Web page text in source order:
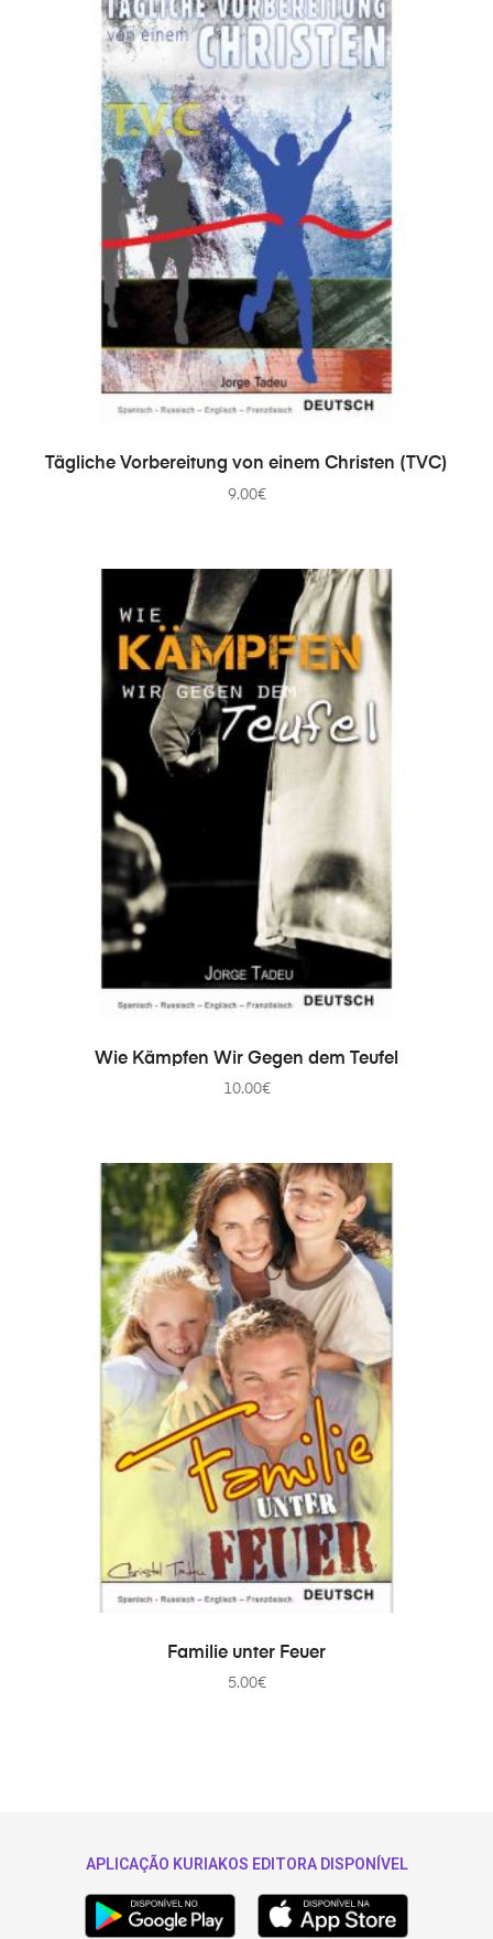
IN DEN WARENKORB
Tägliche Vorbereitung von einem Christen (TVC)
9.00€
IN DEN WARENKORB
Wie Kämpfen Wir Gegen dem Teufel
10.00€
IN DEN WARENKORB
Familie unter Feuer
5.00€
APLICAÇÃO KURIAKOS EDITORA DISPONÍVEL